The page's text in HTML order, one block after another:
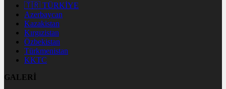
🇹🇷 TÜRKİYE
Azerbaycan
Kazakistan
Kırgızistan
Özbekistan
Türkmenistan
KKTC
GALERİ